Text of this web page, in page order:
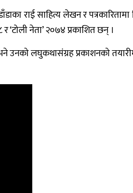
राई साहित्य लेखन र
नेता’ २०७४ प्रकाशित छन् ।
लघुकथासंग्रह प्रकाशनको